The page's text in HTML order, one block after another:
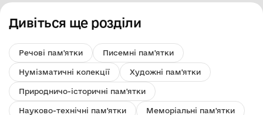
Дивіться ще розділи
Речові пам'ятки Писемні пам'ятки
Нумізматичні колекції Художні пам'ятки
Природничо-історичні пам'ятки
Науково-технічні пам'ятки Меморіальні пам'ятки